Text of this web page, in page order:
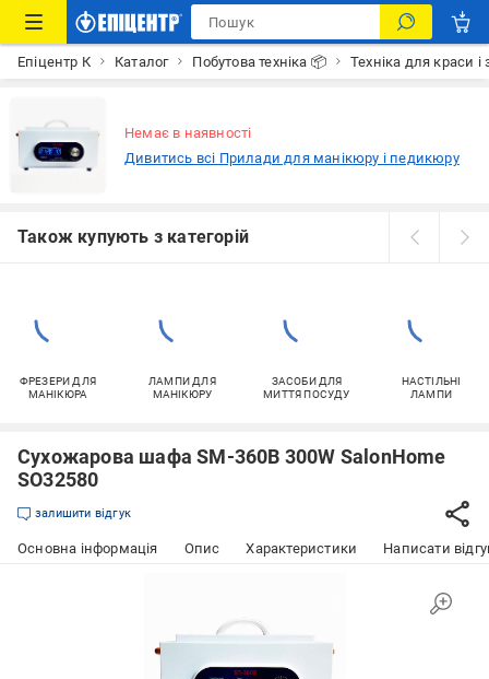
Епіцентр К Каталог Побутова техніка 📦 Техніка для краси і
Немає в наявності
Дивитись всі Прилади для манікюру і педикюру
Також купують з категорій
ФРЕЗЕРИ ДЛЯ
МАНІКЮРА
ЛАМПИ ДЛЯ
МАНІКЮРУ
ЗАСОБИ ДЛЯ
МИТТЯ ПОСУДУ
НАСТІЛЬНІ
ЛАМПИ
Сухожарова шафа SM-360B 300W SalonHome
SO32580
залишити відгук
Основна інформація Опис Характеристики Написати